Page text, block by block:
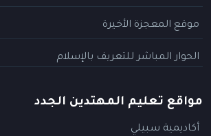
موقع المعجزة الأخيرة
الحوار المباشر للتعريف بالإسلام
مواقع تعليم المهتدين الجدد
أكاديمية سبيلي